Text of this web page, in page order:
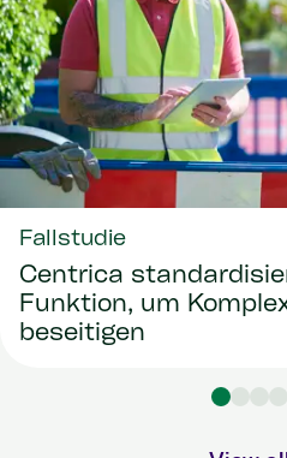
Fallstudie
Centrica
Funktion, um
beseitigen